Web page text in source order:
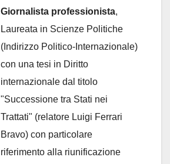
Giornalista professionista,
Laureata in Scienze Politiche
(Indirizzo Politico-Internazionale)
con una tesi in Diritto
internazionale dal titolo
"Successione tra Stati nei
Trattati" (relatore Luigi Ferrari
Bravo) con particolare
riferimento alla riunificazione